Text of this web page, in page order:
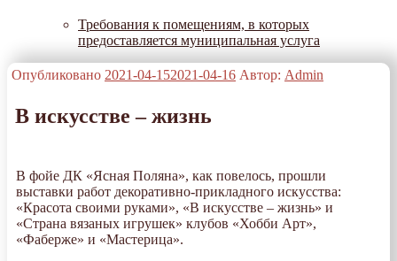
Требования к помещениям, в которых
предоставляется муниципальная услуга
Опубликовано 2021-04-152021-04-16 Автор: Admin
В искусстве – жизнь
В фойе ДК «Ясная Поляна», как повелось, прошли
выставки работ декоративно-прикладного искусства:
«Красота своими руками», «В искусстве – жизнь» и
«Страна вязаных игрушек» клубов «Хобби Арт»,
«Фаберже» и «Мастерица».